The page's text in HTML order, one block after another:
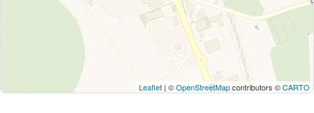
Leaflet | ©OpenStreetMapcontributors ©CARTO